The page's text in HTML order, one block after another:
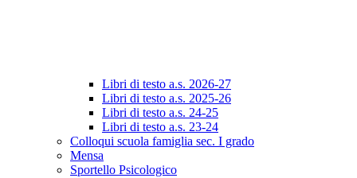
Libri di testo a.s. 2026-27
Libri di testo a.s. 2025-26
Libri di testo a.s. 24-25
Libri di testo a.s. 23-24
Colloqui scuola famiglia sec. I grado
Mensa
Sportello Psicologico